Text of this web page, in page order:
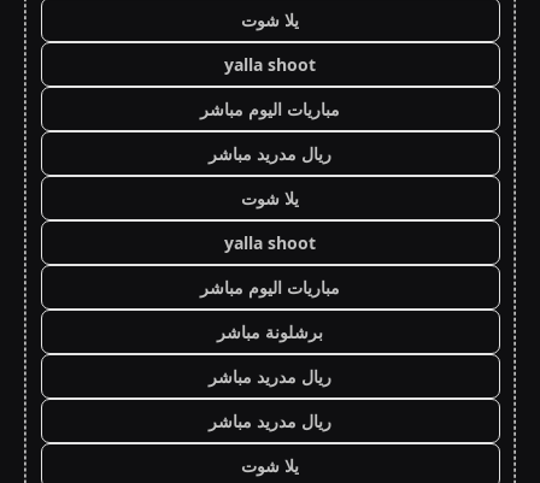
يلا شوت
yalla shoot
مباريات اليوم مباشر
ريال مدريد مباشر
يلا شوت
yalla shoot
مباريات اليوم مباشر
برشلونة مباشر
ريال مدريد مباشر
ريال مدريد مباشر
يلا شوت